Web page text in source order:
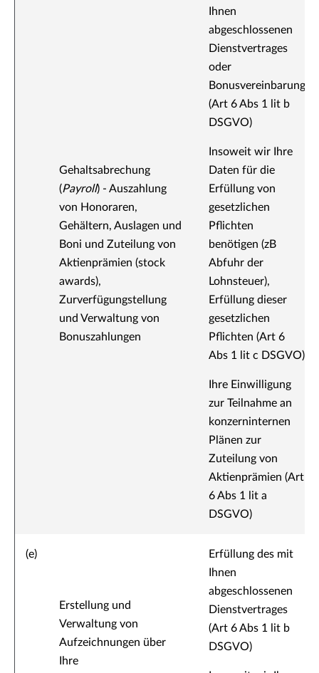
Gehaltsabrechung
(Payroll) - Auszahlung
von Honoraren,
Gehältern, Auslagen und
Boni und Zuteilung von
Aktienprämien (stock
awards),
Zurverfügungstellung
und Verwaltung von
Bonuszahlungen
Ihnen
abgeschlossenen
Dienstvertrages
oder
Bonusvereinbarung
(Art 6 Abs 1 lit b
DSGVO)
Insoweit wir Ihre
Daten für die
Erfüllung von
gesetzlichen
Pflichten
benötigen (zB
Abfuhr der
Lohnsteuer),
Erfüllung dieser
gesetzlichen
Pflichten (Art 6
Abs 1 lit c DSGVO)
Ihre Einwilligung
zur Teilnahme an
konzerninternen
Plänen zur
Zuteilung von
Aktienprämien (Art
6 Abs 1 lit a
DSGVO)
(e)
Erstellung und
Verwaltung von
Aufzeichnungen über
Ihre
Erfüllung des mit
Ihnen
abgeschlossenen
Dienstvertrages
(Art 6 Abs 1 lit b
DSGVO)